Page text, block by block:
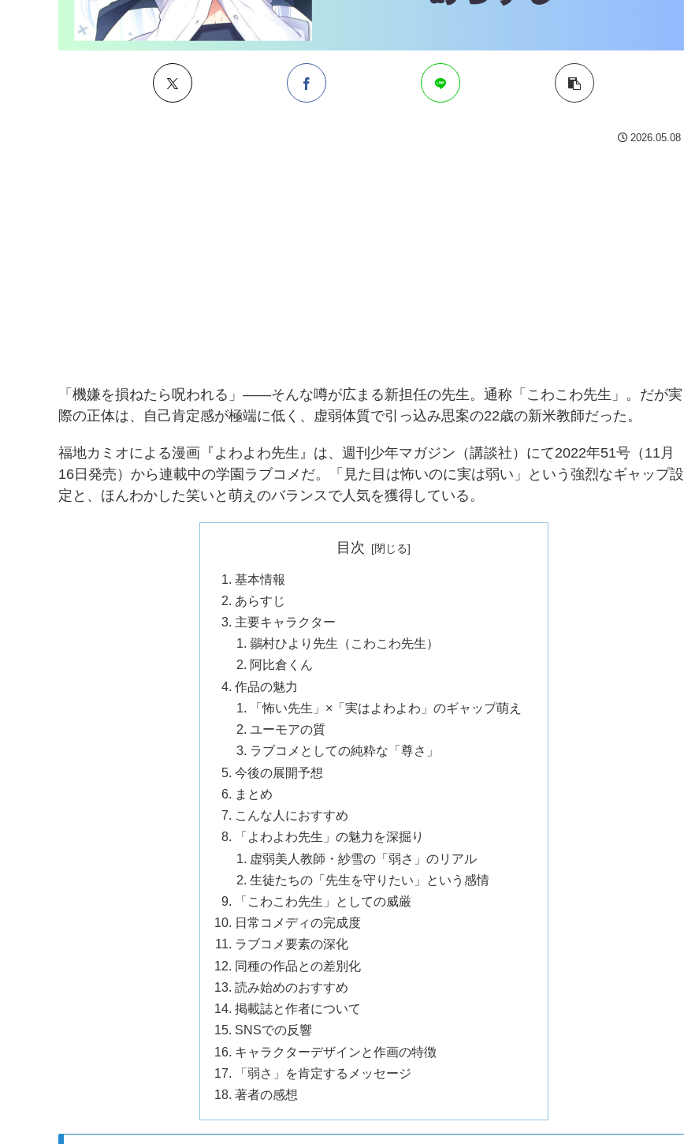
2026.05.08
「機嫌を損ねたら呪われる」——そんな噂が広まる新担任の先生。通称「こわこわ先生」。だが実
際の正体は、自己肯定感が極端に低く、虚弱体質で引っ込み思案の22歳の新米教師だった。
福地カミオによる漫画『よわよわ先生』は、週刊少年マガジン（講談社）にて2022年51号（11月
16日発売）から連載中の学園ラブコメだ。「見た目は怖いのに実は弱い」という強烈なギャップ設
定と、ほんわかした笑いと萌えのバランスで人気を獲得している。
目次
基本情報
あらすじ
主要キャラクター
鶸村ひより先生（こわこわ先生）
阿比倉くん
作品の魅力
「怖い先生」×「実はよわよわ」のギャップ萌え
ユーモアの質
ラブコメとしての純粋な「尊さ」
今後の展開予想
まとめ
こんな人におすすめ
「よわよわ先生」の魅力を深掘り
虚弱美人教師・紗雪の「弱さ」のリアル
生徒たちの「先生を守りたい」という感情
「こわこわ先生」としての威厳
日常コメディの完成度
ラブコメ要素の深化
同種の作品との差別化
読み始めのおすすめ
掲載誌と作者について
SNSでの反響
キャラクターデザインと作画の特徴
「弱さ」を肯定するメッセージ
著者の感想